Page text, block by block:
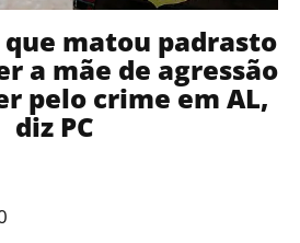
matou padrasto
a mãe de agressão
pelo crime em AL,
diz PC